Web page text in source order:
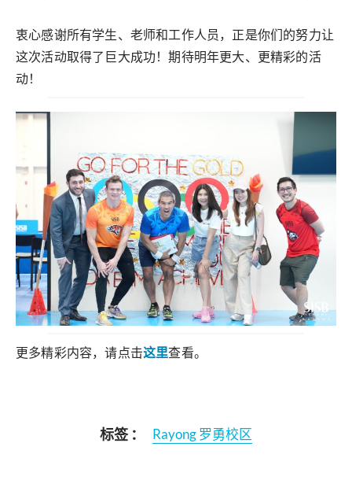
衷心感谢所有学生、老师和工作人员，正是你们的努力让
这次活动取得了巨大成功！期待明年更大、更精彩的活
动！
更多精彩内容，请点击这里查看。
标签 ： Rayong 罗勇校区